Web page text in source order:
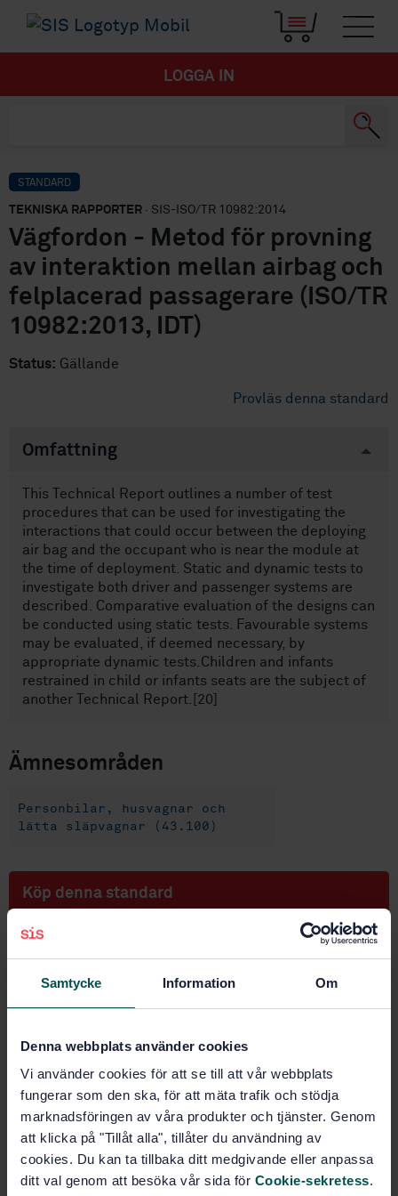
Samtycke Information Om
Denna webbplats använder cookies
Vi använder cookies för att se till att vår webbplats
fungerar som den ska, för att mäta trafik och stödja
marknadsföringen av våra produkter och tjänster. Genom
att klicka på "Tillåt alla", tillåter du användning av
cookies. Du kan ta tillbaka ditt medgivande eller anpassa
ditt val genom att besöka vår sida för Cookie-sekretess.
LOGGA IN
STANDARD
TEKNISKA RAPPORTER · SIS-ISO/TR 10982:2014
Vägfordon - Metod för provning
av interaktion mellan airbag och
felplacerad passagerare (ISO/TR
10982:2013, IDT)
Status: Gällande
Provläs denna standard
Omfattning
This Technical Report outlines a number of test
procedures that can be used for investigating the
interactions that could occur between the deploying
air bag and the occupant who is near the module at
the time of deployment. Static and dynamic tests to
investigate both driver and passenger systems are
described. Comparative evaluation of the designs can
be conducted using static tests. Favourable systems
may be evaluated, if deemed necessary, by
appropriate dynamic tests.Children and infants
restrained in child or infants seats are the subject of
another Technical Report.[20]
Ämnesområden
Personbilar, husvagnar och
lätta släpvagnar (43.100)
Köp denna standard
STANDARD
TEKNISKA RAPPORTER· SIS-ISO/TR 10982:2014
Vägfordon - Metod för provning av interaktion mellan
airbag och felplacerad passagerare (ISO/TR
Prenumerera på standarden - Läs mer
943 SEK
PDF
Lägg i varukorgen